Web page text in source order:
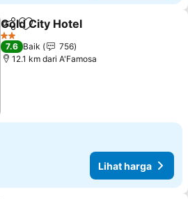
KongsiTambah ke favorit
Gold City Hotel
2 Bintang
7.6 Baik
756
12.1 km dari A'Famosa
Lihat harga